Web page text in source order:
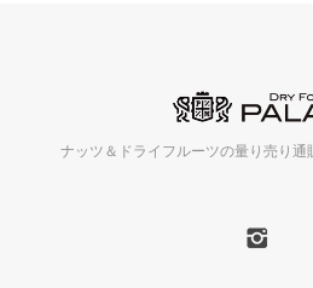
ナッツ＆ドライフルーツの量り売り通